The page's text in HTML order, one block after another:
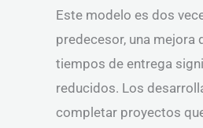
Este modelo es dos
predecesor, una mejora
tiempos de entrega
reducidos. Los
completar proyectos